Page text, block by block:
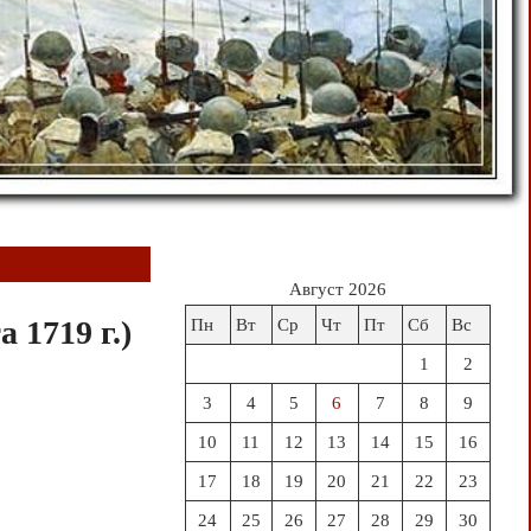
1719 г.)
Август 2026
Пн
Вт Ср Чт Пт Сб Вс
1 2
3 4 5 6 7 8 9
10 11 12 13 14 15 16
17 18 19 20 21 22 23
24 25 26 27 28 29 30